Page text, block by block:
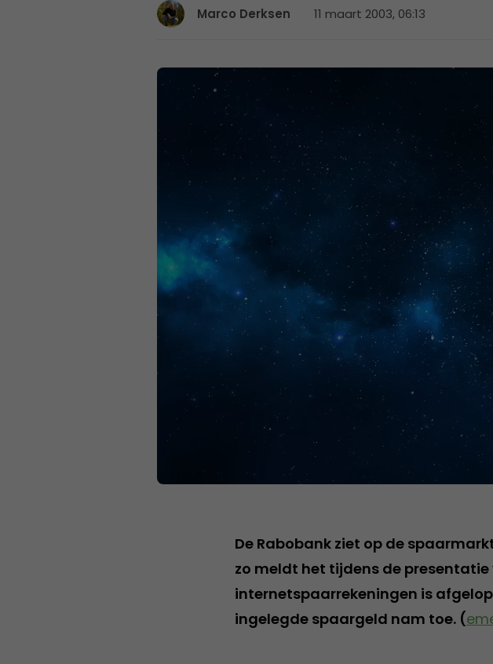
Marco Derksen 11 maart 2003, 06:13
De Rabobank ziet op de
zo meldt het tijdens de
internetspaarrekeningen is
ingelegde spaargeld nam toe. (